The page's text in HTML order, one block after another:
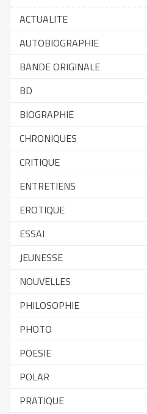
ACTUALITE
AUTOBIOGRAPHIE
BANDE ORIGINALE
BD
BIOGRAPHIE
CHRONIQUES
CRITIQUE
ENTRETIENS
EROTIQUE
ESSAI
JEUNESSE
NOUVELLES
PHILOSOPHIE
PHOTO
POESIE
POLAR
PRATIQUE